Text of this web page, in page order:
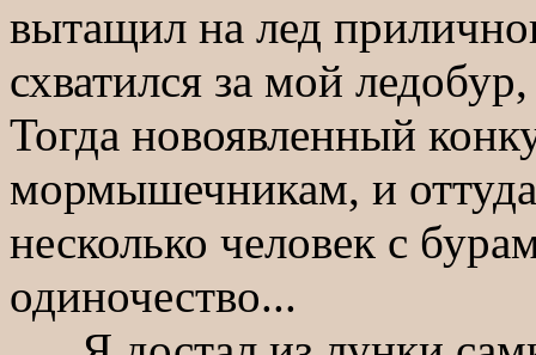
вытащил на лед
схватился за мой
Тогда новоявленный
мормышечникам, и
несколько человек с
одиночество...